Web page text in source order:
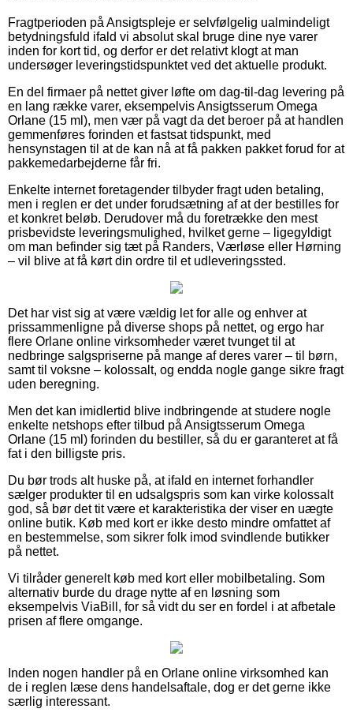
Fragtperioden på Ansigtspleje er selvfølgelig ualmindeligt
betydningsfuld ifald vi absolut skal bruge dine nye varer
inden for kort tid, og derfor er det relativt klogt at man
undersøger leveringstidspunktet ved det aktuelle produkt.
En del firmaer på nettet giver løfte om dag-til-dag levering på
en lang række varer, eksempelvis Ansigtsserum Omega
Orlane (15 ml), men vær på vagt da det beroer på at handlen
gemmenføres forinden et fastsat tidspunkt, med
hensynstagen til at de kan nå at få pakken pakket forud for at
pakkemedarbejderne får fri.
Enkelte internet foretagender tilbyder fragt uden betaling,
men i reglen er det under forudsætning af at der bestilles for
et konkret beløb. Derudover må du foretrække den mest
prisbevidste leveringsmulighed, hvilket gerne – ligegyldigt
om man befinder sig tæt på Randers, Værløse eller Hørning
– vil blive at få kørt din ordre til et udleveringssted.
Det har vist sig at være vældig let for alle og enhver at
prissammenligne på diverse shops på nettet, og ergo har
flere Orlane online virksomheder været tvunget til at
nedbringe salgspriserne på mange af deres varer – til børn,
samt til voksne – kolossalt, og endda nogle gange sikre fragt
uden beregning.
Men det kan imidlertid blive indbringende at studere nogle
enkelte netshops efter tilbud på Ansigtsserum Omega
Orlane (15 ml) forinden du bestiller, så du er garanteret at få
fat i den billigste pris.
Du bør trods alt huske på, at ifald en internet forhandler
sælger produkter til en udsalgspris som kan virke kolossalt
god, så bør det tit være et karakteristika der viser en uægte
online butik. Køb med kort er ikke desto mindre omfattet af
en bestemmelse, som sikrer folk imod svindlende butikker
på nettet.
Vi tilråder generelt køb med kort eller mobilbetaling. Som
alternativ burde du drage nytte af en løsning som
eksempelvis ViaBill, for så vidt du ser en fordel i at afbetale
prisen af flere omgange.
Inden nogen handler på en Orlane online virksomhed kan
de i reglen læse dens handelsaftale, dog er det gerne ikke
særlig interessant.